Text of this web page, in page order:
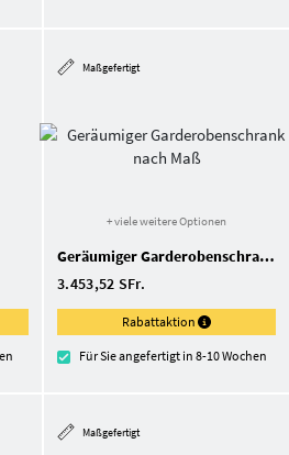
Maßgefertigt
+ viele weitere Optionen
Geräumiger Garderoben­schrank nach Maß
3.453,52 SFr.
Rabattaktion
Für Sie angefertigt in 8-10 Wochen
Maßgefertigt